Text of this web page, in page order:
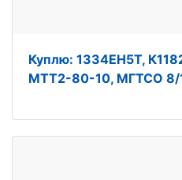
Куплю: 1334ЕН5Т,
МТТ2-80-10, МГТСО 8/